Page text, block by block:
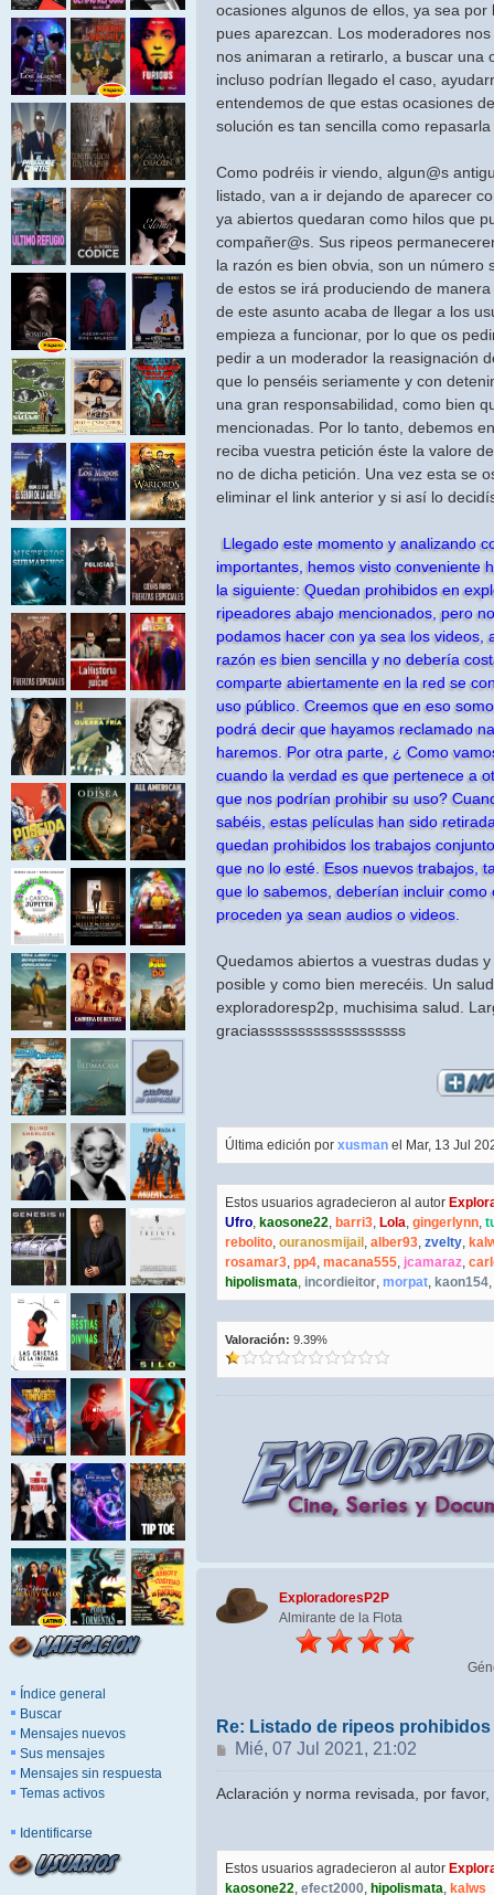
Índice general
Buscar
Mensajes nuevos
Sus mensajes
Mensajes sin respuesta
Temas activos
Identificarse
ocasiones algunos de ellos, ya sea
pues aparezcan. Los moderadores
nos animaran a retirarlo, a buscar una
incluso podrían llegado el caso,
entendemos de que estas ocasiones
solución es tan sencilla como
Como podréis ir viendo, algun@s
listado, van a ir dejando de aparecer
ya abiertos quedaran como hilos que
compañer@s. Sus ripeos
la razón es bien obvia, son un número
de estos se irá produciendo de
de este asunto acaba de llegar a los
empieza a funcionar, por lo que os
pedir a un moderador la reasignación
que lo penséis seriamente y con
una gran responsabilidad, como bien
mencionadas. Por lo tanto, debemos
reciba vuestra petición éste la valore
no de dicha petición. Una vez esta se
eliminar el link anterior y si así lo
Llegado este momento y analizando
importantes, hemos visto conveniente
la siguiente: Quedan prohibidos en
ripeadores abajo mencionados, pero
podamos hacer con ya sea los videos,
razón es bien sencilla y no debería
comparte abiertamente en la red se
uso público. Creemos que en eso
podrá decir que hayamos reclamado
haremos. Por otra parte, ¿ Como
cuando la verdad es que pertenece a
que nos podrían prohibir su uso?
sabéis, estas películas han sido
quedan prohibidos los trabajos
que no lo esté. Esos nuevos trabajos,
que lo sabemos, deberían incluir
proceden ya sean audios o videos.
Quedamos abiertos a vuestras dudas
posible y como bien merecéis. Un
exploradoresp2p, muchisima salud.
graciasssssssssssssssssss
Última edición por xusman el Mar, 13 Jul
Estos usuarios agradecieron al autor
Ufro, kaosone22, barri3, Lola, gingerlynn,
rebolito, ouranosmijail , alber93, zvelty,
rosamar3, pp4, macana555, jcamaraz,
hipolismata, incordieitor, morpat, kaon154,
Valoración: 9.39%
ExploradoresP2P
Almirante de la Flota
Re: Listado de ripeos
Mensaje
Mié, 07 Jul 2021, 21:02
Aclaración y norma revisada, por
Estos usuarios agradecieron al autor
kaosone22, efect2000, hipolismata, kalws